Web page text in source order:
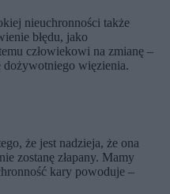
nieuchronności także
błędu, jako
człowiekowi na zmianę –
dożywotniego więzienia.
że jest nadzieja, że ona
zostanę złapany. Mamy
kary powoduje –